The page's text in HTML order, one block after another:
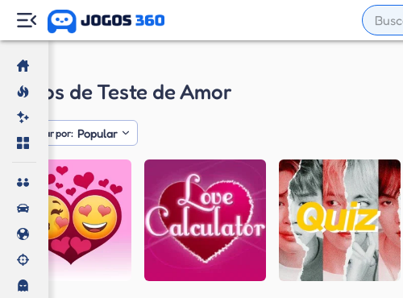
Jogos
Jogos de Teste de Amor
Ordenar por: Popular